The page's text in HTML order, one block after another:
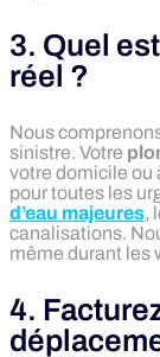
3. Quel
réel ?
Nous
sinistre. Votre
votre domicile ou
pour toutes les
d’eau majeures,
canalisations.
même durant les
4.